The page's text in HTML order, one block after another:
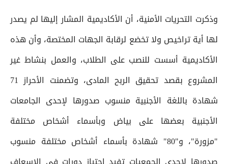
وذكرت التحريات الأمنية، أن الأكاديمية المشار إليها لم يصدر
لها أية تراخيص ولا تخضع لرقابة الجهات المختصة، وأن هذه
الأكاديمية أسست للنصب على الطلاب، والعمل بنشاط غير
المشروع بقصد تحقيق الربح المادى، وتضمنت الأحراز 71
شهادة باللغة الأجنبية منسوب صدورها لإحدى الجامعات
الأجنبية بعضها على بياض وبأسماء أشخاص مختلفة
"مزورة"، و"80" شهادة بأسماء أشخاص مختلفة منسوب